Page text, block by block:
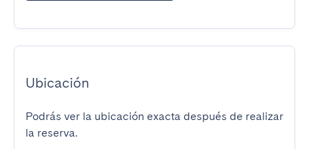
Ubicación
Podrás ver la ubicación exacta después de realizar
la reserva.